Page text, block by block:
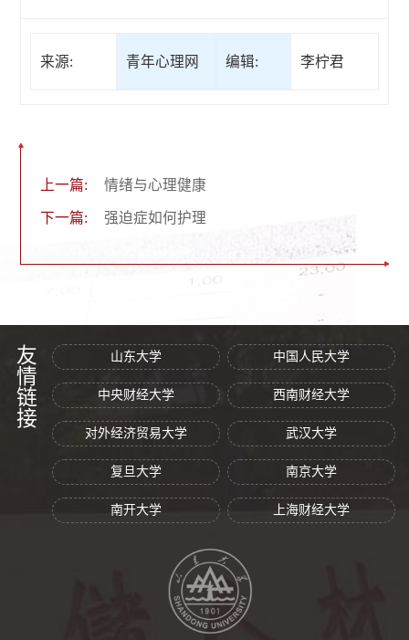
来源: 青年心理网 编辑: 李柠君
上一篇: 情绪与心理健康
下一篇: 强迫症如何护理
友情链接 山东大学 中国人民大学
中央财经大学 西南财经大学
对外经济贸易大学 武汉大学
复旦大学 南京大学
南开大学 上海财经大学